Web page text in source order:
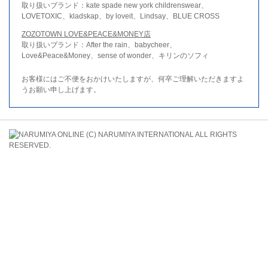
取り扱いブランド：kate spade new york childrenswear、
LOVETOXIC、kladskap、by loveit、Lindsay、BLUE CROSS
ZOZOTOWN LOVE&PEACE&MONEY店
取り扱いブランド：After the rain、babycheer、
Love&Peace&Money、sense of wonder、キリンのソフィ
お客様にはご不便をおかけいたしますが、何卒ご理解いただきますよ
うお願い申し上げます。